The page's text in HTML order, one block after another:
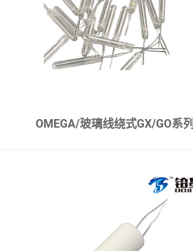
OMEGA/玻璃线绕式GX/GO系列